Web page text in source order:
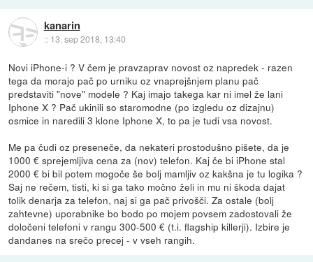
kanarin
:: 13. sep 2018, 13:40
Novi iPhone-i ? V čem je pravzaprav novost oz napredek - razen
tega da morajo pač po urniku oz vnaprejšnjem planu pač
predstaviti "nove" modele ? Kaj imajo takega kar ni imel že lani
Iphone X ? Pač ukinili so staromodne (po izgledu oz dizajnu)
osmice in naredili 3 klone Iphone X, to pa je tudi vsa novost.
Me pa čudi oz preseneče, da nekateri prostodušno pišete, da je
1000 € sprejemljiva cena za (nov) telefon. Kaj če bi iPhone stal
2000 € bi bil potem mogoče še bolj mamljiv oz kakšna je tu logika ?
Saj ne rečem, tisti, ki si ga tako močno želi in mu ni škoda dajat
tolik denarja za telefon, naj si ga pač privošči. Za ostale (bolj
zahtevne) uporabnike bo bodo po mojem povsem zadostovali že
določeni telefoni v rangu 300-500 € (t.i. flagship killerji). Izbire je
dandanes na srečo precej - v vseh rangih.